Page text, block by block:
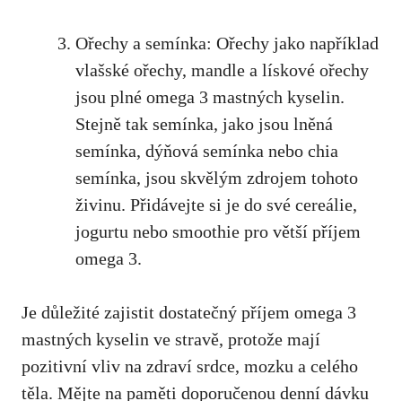
Ořechy a semínka: Ořechy jako například
vlašské ořechy, mandle a lískové ořechy
jsou plné omega 3 mastných kyselin.
Stejně tak semínka, jako jsou lněná
semínka, dýňová semínka nebo chia
semínka, jsou skvělým zdrojem tohoto
živinu. Přidávejte si je do své cereálie,
jogurtu nebo smoothie pro větší příjem
omega 3.
Je důležité zajistit dostatečný příjem omega 3
mastných kyselin ve stravě, protože mají
pozitivní vliv na zdraví srdce, mozku a celého
těla. Mějte na paměti doporučenou denní dávku